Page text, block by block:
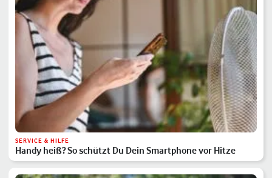
SERVICE & HILFE
Handy heiß? So schützt Du Dein Smartphone vor Hitze